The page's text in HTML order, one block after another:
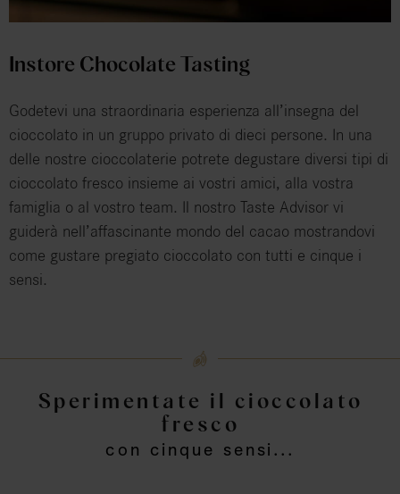
Instore Chocolate Tasting
Godetevi una straordinaria esperienza all’insegna del
cioccolato in un gruppo privato di dieci persone. In una
delle nostre cioccolaterie potrete degustare diversi tipi di
cioccolato fresco insieme ai vostri amici, alla vostra
famiglia o al vostro team. Il nostro Taste Advisor vi
guiderà nell’affascinante mondo del cacao mostrandovi
come gustare pregiato cioccolato con tutti e cinque i
sensi.
Sperimentate il cioccolato
fresco
con cinque sensi...